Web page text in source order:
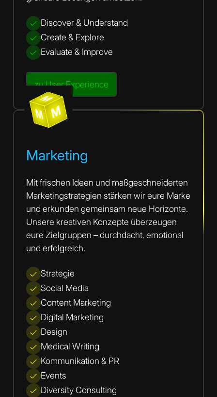
Discover & Understand
Create & Explore
Evaluate & Improve
zu User Experience
M
M
M M
M
M
Marketing
Mit frischen Ideen und maßgeschneiderten
Marketingstrategien stärken wir eure Marke
und erkunden gemeinsam neue Horizonte.
Unsere kreativen Konzepte überzeugen
eure Zielgruppen – durchdacht, emotional
und erfolgreich.
Strategie
Social Media
Content Marketing
Digital Marketing
Design
Medical Writing
Kommunikation & PR
Events
Diversity Consulting